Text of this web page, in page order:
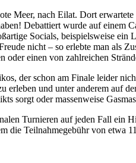
Meer, nach Eilat. Dort
Debattiert wurde auf
Socials, beispielsweise
nicht – so erlebte man als
oder einen von zahlreichen
der schon am Finale leider
erleben und unter anderem auf
sorgt oder massenweise
Turnieren auf jeden Fall ein
die Teilnahmegebühr von etwa